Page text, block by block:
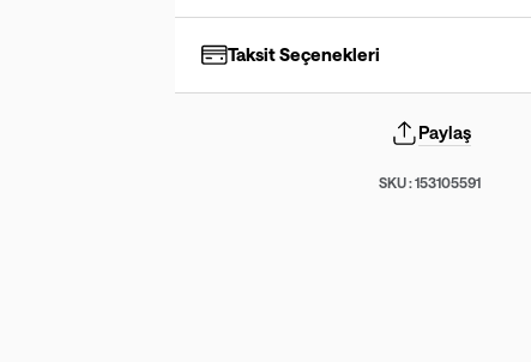
Taksit Seçenekleri
Paylaş
SKU :153105591